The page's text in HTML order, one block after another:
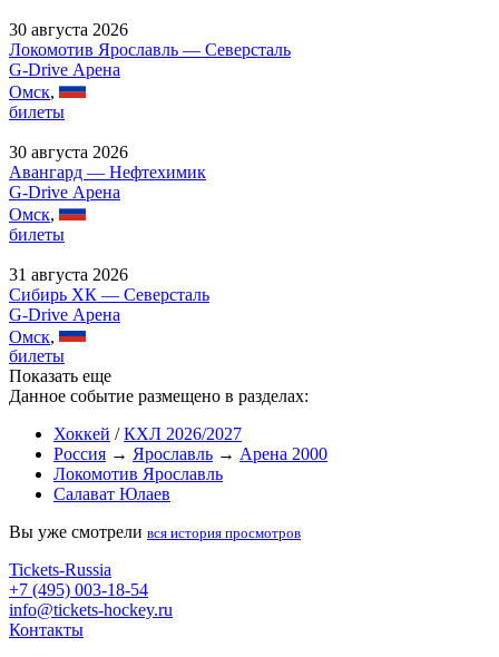
30 августа 2026
Локомотив Ярославль — Северсталь
G-Drive Арена
Омск,
билеты
30 августа 2026
Авангард — Нефтехимик
G-Drive Арена
Омск,
билеты
31 августа 2026
Сибирь ХК — Северсталь
G-Drive Арена
Омск,
билеты
Показать еще
Данное событие размещено в разделах:
Хоккей /КХЛ 2026/2027
Россия → Ярославль → Арена 2000
Локомотив Ярославль
Салават Юлаев
Вы уже смотрели вся история просмотров
Tickets-Russia
+7 (495) 003-18-54
info@tickets-hockey.ru
Контакты